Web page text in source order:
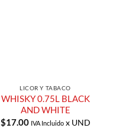
LICOR Y TABACO
WHISKY 0.75L BLACK
AND WHITE
$17.00 IVA Incluidox UND